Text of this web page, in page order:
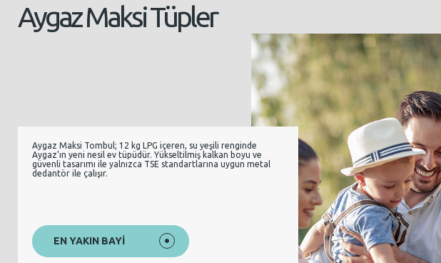
Aygaz Maksi Tüpler
Aygaz Maksi Tombul; 12 kg LPG içeren, su yeşili renginde
Aygaz’ın yeni nesil ev tüpüdür. Yükseltilmiş kalkan boyu ve
güvenli tasarımı ile yalnızca TSE standartlarına uygun metal
dedantör ile çalışır.
EN YAKIN BAYİ